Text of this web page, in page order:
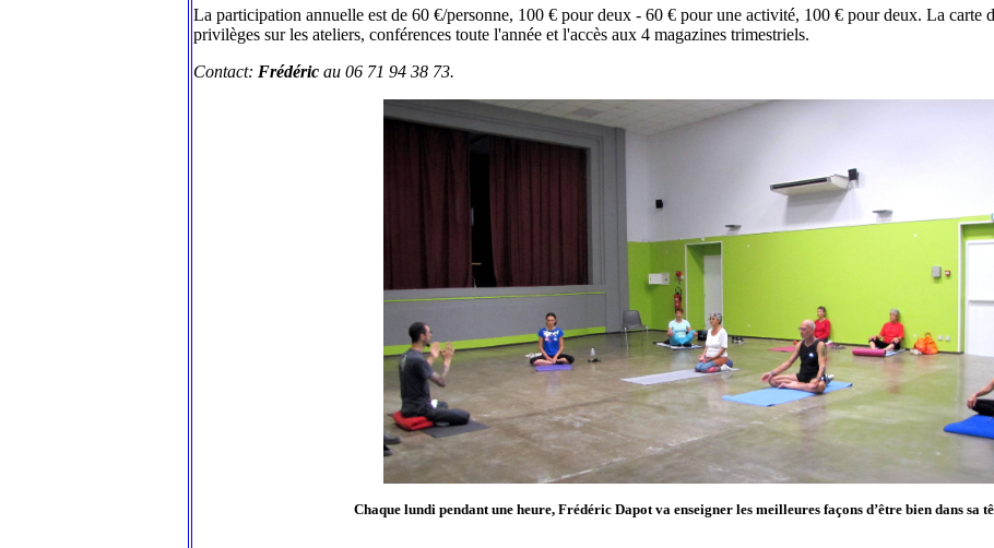
La participation annuelle est de 60 €/personne, 100 € pour deux - 60 € pour une activité, 100 € pour deux. La carte
privilèges sur les ateliers, conférences toute l'année et l'accès aux 4 magazines trimestriels.
Contact: Frédéric au 06 71 94 38 73.
Chaque lundi pendant une heure, Frédéric Dapot va enseigner les meilleures façons d’être bien dans sa